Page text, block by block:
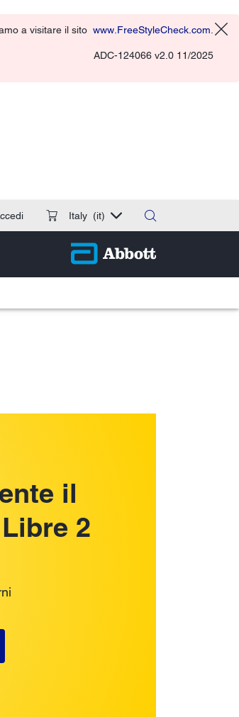
a visitare il sito www.FreeStyleCheck.com
ADC-124066 v2.0 11/2025
Italy (it)
il
2